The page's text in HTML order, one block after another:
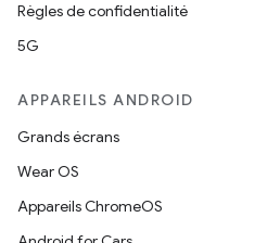
Règles de confidentialité
5G
APPAREILS ANDROID
Grands écrans
Wear OS
Appareils ChromeOS